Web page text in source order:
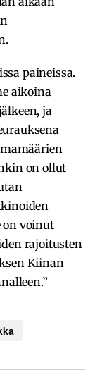
paineissa.
aikoina
ja
on ollut
on voinut
rajoitusten
Kiinan